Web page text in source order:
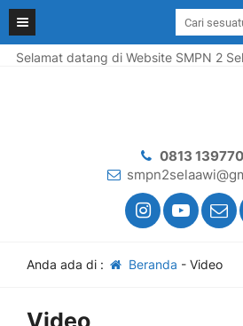
Selamat datang di Website SMPN 2
0813
Anda ada di : Beranda - Video
Video